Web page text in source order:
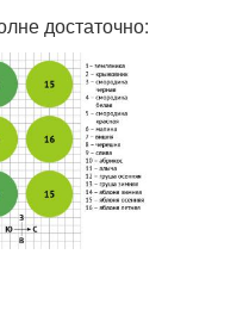
достаточно: